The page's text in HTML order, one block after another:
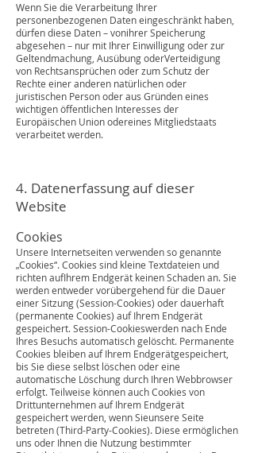
Wenn Sie die Verarbeitung Ihrer
personenbezogenen Daten eingeschränkt haben,
dürfen diese Daten – vonihrer Speicherung
abgesehen – nur mit Ihrer Einwilligung oder zur
Geltendmachung, Ausübung oderVerteidigung
von Rechtsansprüchen oder zum Schutz der
Rechte einer anderen natürlichen oder
juristischen Person oder aus Gründen eines
wichtigen öffentlichen Interesses der
Europäischen Union odereines Mitgliedstaats
verarbeitet werden.
4. Datenerfassung auf dieser
Website
Cookies
Unsere Internetseiten verwenden so genannte
„Cookies“. Cookies sind kleine Textdateien und
richten aufIhrem Endgerät keinen Schaden an. Sie
werden entweder vorübergehend für die Dauer
einer Sitzung (Session-Cookies) oder dauerhaft
(permanente Cookies) auf Ihrem Endgerät
gespeichert. Session-Cookieswerden nach Ende
Ihres Besuchs automatisch gelöscht. Permanente
Cookies bleiben auf Ihrem Endgerätgespeichert,
bis Sie diese selbst löschen oder eine
automatische Löschung durch Ihren Webbrowser
erfolgt. Teilweise können auch Cookies von
Drittunternehmen auf Ihrem Endgerät
gespeichert werden, wenn Sieunsere Seite
betreten (Third-Party-Cookies). Diese ermöglichen
uns oder Ihnen die Nutzung bestimmter